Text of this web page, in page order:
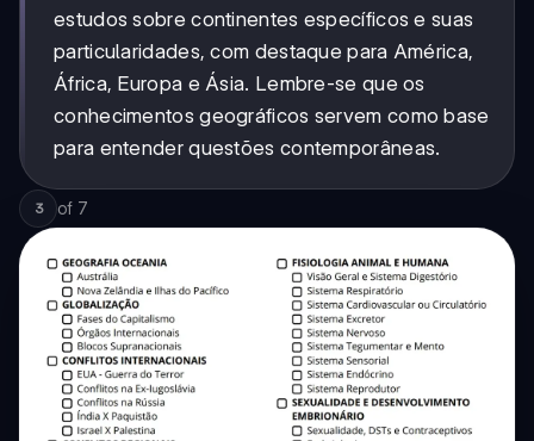
estudos sobre continentes específicos e suas
particularidades, com destaque para América,
África, Europa e Ásia. Lembre-se que os
conhecimentos geográficos servem como base
para entender questões contemporâneas.
3 of 7